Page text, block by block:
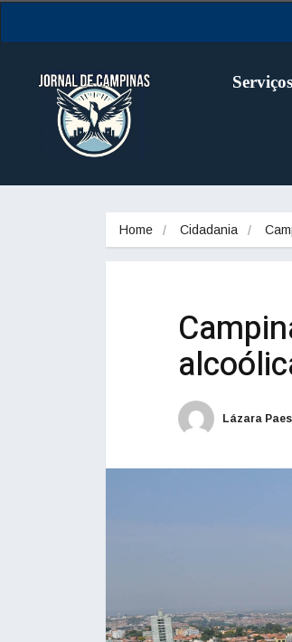
Serviços
Home Cidadania
Lázara